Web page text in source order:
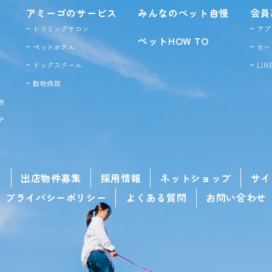
アミーゴのサービス
トリミングサロン
ペットホテル
ドッグスクール
動物病院
みんなのペット自慢
ペットHOW TO
会
ア
カ
出店物件募集 採用情報 ネットショップ
サ
プライバシーポリシー
よくある質問 お問い合わせ